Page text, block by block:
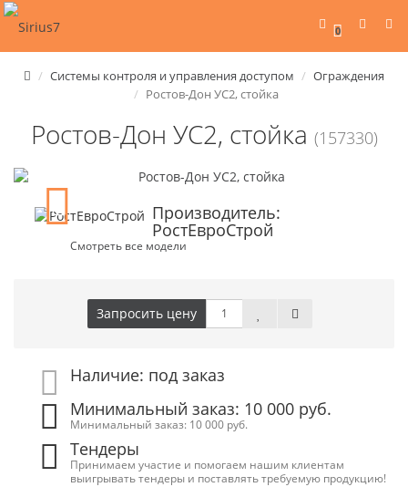
0
Системы контроля и управления доступом
Ограждения
Ростов-Дон УС2, стойка
Ростов-Дон УС2, стойка (157330)
Производитель:
РостЕвроСтрой
Смотреть все модели
Запросить цену
Наличие: под заказ
Минимальный заказ: 10 000 руб.
Минимальный заказ: 10 000 руб.
Тендеры
Принимаем участие и помогаем нашим клиентам
выигрывать тендеры и поставлять требуемую продукцию!